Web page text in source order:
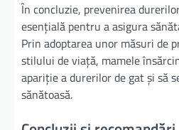
În concluzie, prevenirea
esențială pentru a asigura
Prin adoptarea unor măsuri de
stilului de viață, mamele
apariție a durerilor de gat și să
sănătoasă.